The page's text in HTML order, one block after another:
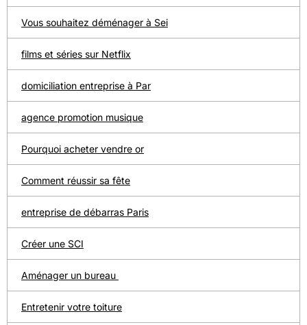
Vous souhaitez déménager à Sei
films et séries sur Netflix
domiciliation entreprise à Par
agence promotion musique
Pourquoi acheter vendre or
Comment réussir sa fête
entreprise de débarras Paris
Créer une SCI
Aménager un bureau
Entretenir votre toiture